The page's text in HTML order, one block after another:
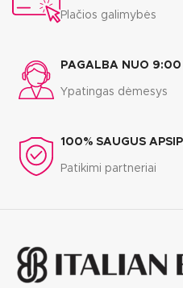
Plačios galimybės
PAGALBA NUO
Ypatingas dėmesys
100% SAUGUS
Patikimi partneriai